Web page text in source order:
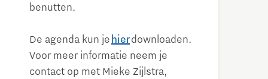
benutten.
De agenda kun je hierdownloaden.
Voor meer informatie neem je
contact op met Mieke Zijlstra,